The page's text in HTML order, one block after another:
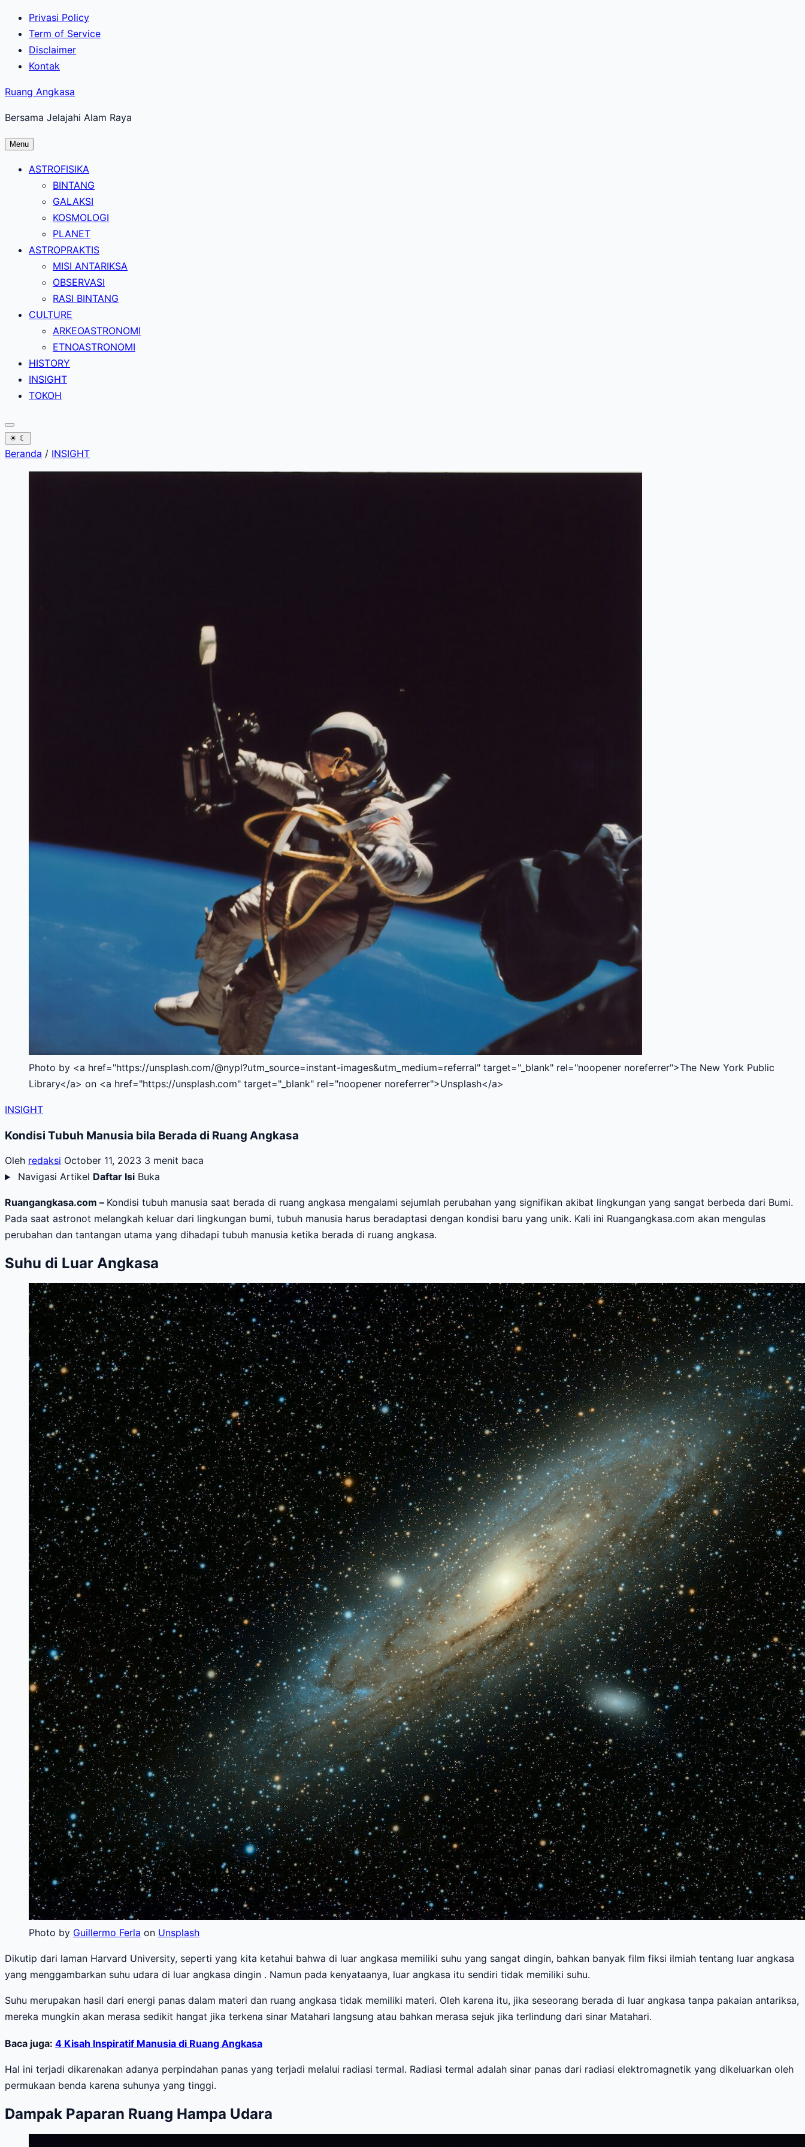
Lewati
konten
utama
Privasi Policy
Term of Service
Disclaimer
Kontak
Ruang Angkasa
Bersama Jelajahi Alam Raya
Menu
ASTROFISIKA
BINTANG
GALAKSI
KOSMOLOGI
PLANET
ASTROPRAKTIS
MISI ANTARIKSA
OBSERVASI
RASI BINTANG
CULTURE
ARKEOASTRONOMI
ETNOASTRONOMI
HISTORY
INSIGHT
TOKOH
☀ ☾
Beranda / INSIGHT
Photo by <a href="https://unsplash.com/@nypl?utm_source=instant-images&utm_medium=referral" target="_blank" rel="noopener noreferrer">The New York Public
Library</a> on <a href="https://unsplash.com" target="_blank" rel="noopener noreferrer">Unsplash</a>
INSIGHT
Kondisi Tubuh Manusia bila Berada di Ruang Angkasa
Oleh redaksi October 11, 2023 3 menit baca
Navigasi Artikel Daftar Isi Buka
Ruangangkasa.com – Kondisi tubuh manusia saat berada di ruang angkasa mengalami sejumlah perubahan yang signifikan akibat lingkungan yang sangat berbeda dari Bumi.
Pada saat astronot melangkah keluar dari lingkungan bumi, tubuh manusia harus beradaptasi dengan kondisi baru yang unik. Kali ini Ruangangkasa.com akan mengulas
perubahan dan tantangan utama yang dihadapi tubuh manusia ketika berada di ruang angkasa.
Suhu di Luar Angkasa
Photo by Guillermo Ferla on Unsplash
Dikutip dari laman Harvard University, seperti yang kita ketahui bahwa di luar angkasa memiliki suhu yang sangat dingin, bahkan banyak film fiksi ilmiah tentang luar angkasa
yang menggambarkan suhu udara di luar angkasa dingin . Namun pada kenyataanya, luar angkasa itu sendiri tidak memiliki suhu.
Suhu merupakan hasil dari energi panas dalam materi dan ruang angkasa tidak memiliki materi. Oleh karena itu, jika seseorang berada di luar angkasa tanpa pakaian antariksa,
mereka mungkin akan merasa sedikit hangat jika terkena sinar Matahari langsung atau bahkan merasa sejuk jika terlindung dari sinar Matahari.
Baca juga: 4 Kisah Inspiratif Manusia di Ruang Angkasa
Hal ini terjadi dikarenakan adanya perpindahan panas yang terjadi melalui radiasi termal. Radiasi termal adalah sinar panas dari radiasi elektromagnetik yang dikeluarkan oleh
permukaan benda karena suhunya yang tinggi.
Dampak Paparan Ruang Hampa Udara